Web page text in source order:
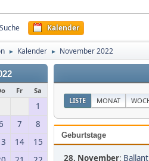
Suche Kalender
► Kalender ► November 2022
Fr Sa
1
7
8
14
15
LISTE MONAT
Geburtstage
28. November: